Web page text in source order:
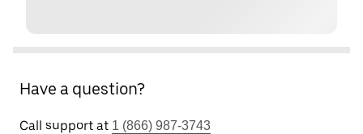
Have a question?
Call support at 1 (866) 987-3743